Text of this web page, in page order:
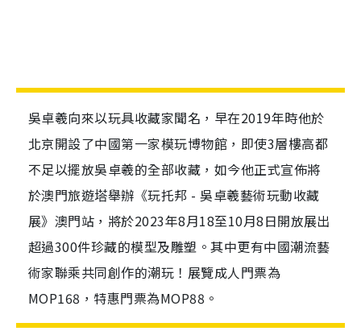
吳卓羲向來以玩具收藏家聞名，早在2019年時他於
北京開設了中國第一家模玩博物館，即使3層樓高都
不足以擺放吳卓羲的全部收藏，如今他正式宣佈將
於澳門旅遊塔舉辦《玩托邦 - 吳卓羲藝術玩動收藏
展》澳門站，將於2023年8月18至10月8日開放展出
超過300件珍藏的模型及雕塑。其中更有中國潮流藝
術家聯乘共同創作的潮玩！展覽成人門票為
MOP168，特惠門票為MOP88。